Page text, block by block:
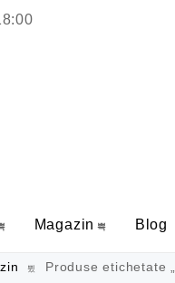
Magazin Blog
Produse etichetate